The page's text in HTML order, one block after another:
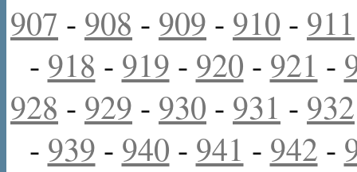
907 - 908 - 909 - 910 - 911
- 918 - 919 - 920 - 921 -
928 - 929 - 930 - 931 - 932
- 939 - 940 - 941 - 942 -